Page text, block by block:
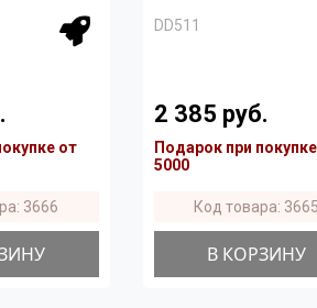
от
3666
DD511
2 385 руб.
Подарок при
5000
Код товара: 3665
В КОРЗИНУ